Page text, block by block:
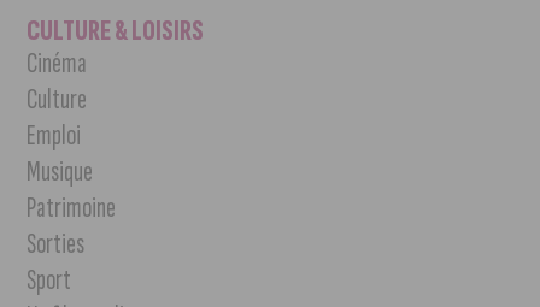
CULTURE & LOISIRS
Cinéma
Culture
Emploi
Musique
Patrimoine
Sorties
Sport